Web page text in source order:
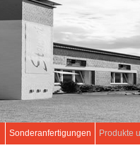
Sonderanfertigungen Produkte